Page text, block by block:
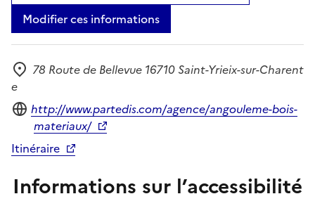
Modifier ces informations
Adresse
78 Route de Bellevue 16710 Saint-Yrieix-sur-Charent
e
Site internet
http://www.partedis.com/agence/angouleme-bois-
materiaux/
Itinéraire
Informations sur l’accessibilité